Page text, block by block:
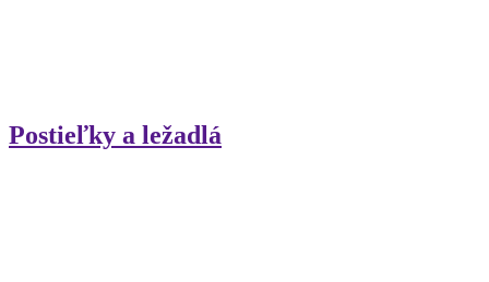
Postieľky a ležadlá